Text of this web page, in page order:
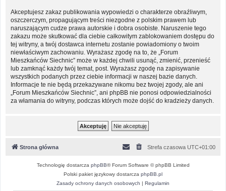
Akceptujesz zakaz publikowania wypowiedzi o charakterze obraźliwym,
oszczerczym, propagującym treści niezgodne z polskim prawem lub
naruszającym cudze prawa autorskie i dobra osobiste. Naruszenie tego
zakazu może skutkować dla ciebie całkowitym zablokowaniem dostępu do
tej witryny, a twój dostawca internetu zostanie powiadomiony o twoim
niewłaściwym zachowaniu. Wyrażasz zgodę na to, że „Forum
Mieszkańców Siechnic” może w każdej chwili usunąć, zmienić, przenieść
lub zamknąć każdy twój temat, post. Wyrażasz zgodę na zapisywanie
wszystkich podanych przez ciebie informacji w naszej bazie danych.
Informacje te nie będą przekazywane nikomu bez twojej zgody, ale ani
„Forum Mieszkańców Siechnic”, ani phpBB nie ponosi odpowiedzialności
za włamania do witryny, podczas których może dojść do kradzieży danych.
Strona główna Strefa czasowa UTC+01:00
Technologię dostarcza phpBB® Forum Software © phpBB Limited
Polski pakiet językowy dostarcza phpBB.pl
Zasady ochrony danych osobowych | Regulamin